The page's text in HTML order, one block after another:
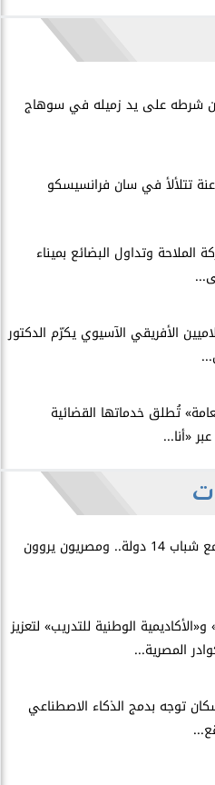
شرطه على يد زميله في سوهاج
تتلألأ في سان فرانسيسكو
الملاحة وتداول البضائع بميناء
الأفريقي الآسيوي يكرّم الدكتور
تُطلق خدماتها القضائية
«أنا...
روسيا تجمع شباب 14 دولة.. ومصريون يروون
و«الأكاديمية الوطنية للتدريب» لتعزيز
المصرية...
توجه بدمج الذكاء الاصطناعي